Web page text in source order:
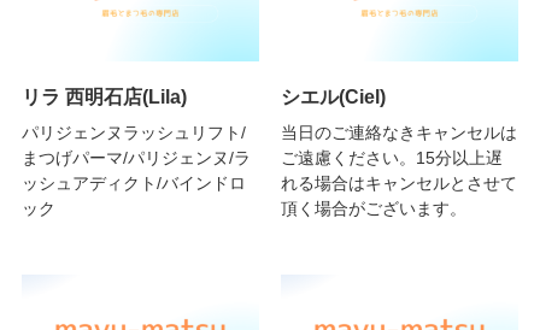
リラ 西明石店(Lila)
パリジェンヌラッシュリフト/
まつげパーマ/パリジェンヌ/ラ
ッシュアディクト/バインドロ
ック
シエル(Ciel)
当日のご連絡なきキャンセルは
ご遠慮ください。15分以上遅
れる場合はキャンセルとさせて
頂く場合がございます。